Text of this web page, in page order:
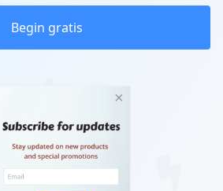
Begin gratis